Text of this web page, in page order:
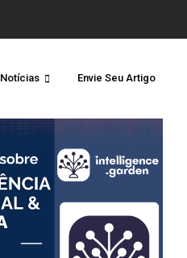
Notícias Envie Seu Artigo